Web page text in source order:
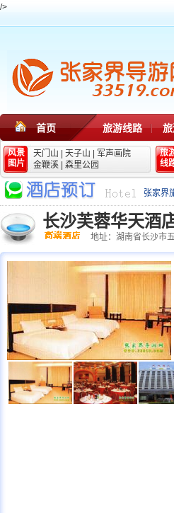
/>
首页 旅游线路
风景
图片
天门山 天子山
军声画院
金鞭溪
森里公园
旅
线
张家界
长沙芙蓉华天酒
地址：湖南省长沙市